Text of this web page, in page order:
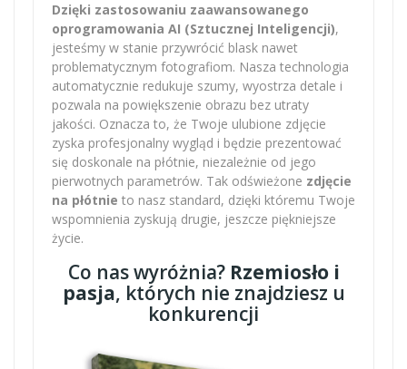
Dzięki zastosowaniu zaawansowanego
oprogramowania AI (Sztucznej Inteligencji),
jesteśmy w stanie przywrócić blask nawet
problematycznym fotografiom. Nasza technologia
automatycznie redukuje szumy, wyostrza detale i
pozwala na powiększenie obrazu bez utraty
jakości. Oznacza to, że Twoje ulubione zdjęcie
zyska profesjonalny wygląd i będzie prezentować
się doskonale na płótnie, niezależnie od jego
pierwotnych parametrów. Tak odświeżone zdjęcie
na płótnie to nasz standard, dzięki któremu Twoje
wspomnienia zyskują drugie, jeszcze piękniejsze
życie.
Co nas wyróżnia? Rzemiosło i
pasja, których nie znajdziesz u
konkurencji